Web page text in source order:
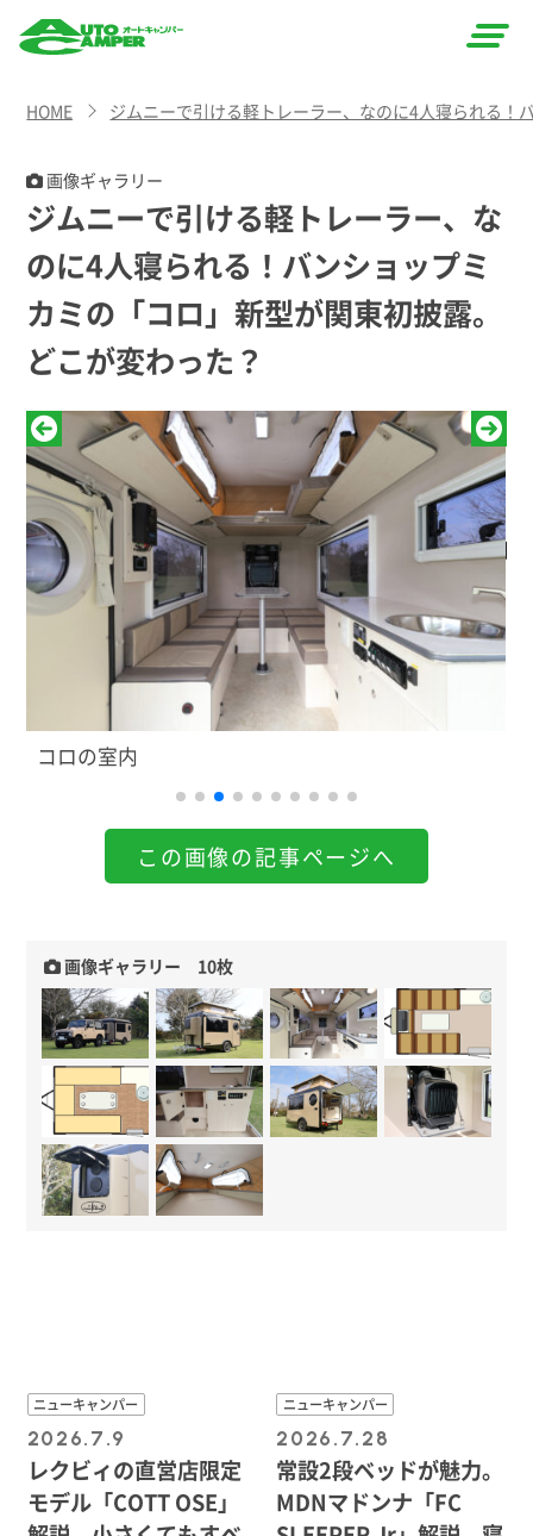
CAMPER
（オート
キャン
パー）
HOME ジムニーで引ける軽トレーラー、なのに4人寝られる
画像ギャラリー
ジムニーで引ける軽トレーラー、な
のに4人寝られる！バンショップミ
カミの「コロ」新型が関東初披露。
どこが変わった？
コロの室内
この画像の記事ページへ
画像ギャラリー 10枚
ニューキャンパー
2026.7.9
レクビィの直営店限定
モデル「COTT OSE」
ニューキャンパー
2026.7.28
常設2段ベッドが魅力。
MDNマドンナ「FC